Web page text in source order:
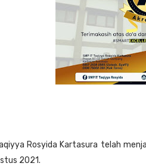
Rosyida Kartasura telah
2021.